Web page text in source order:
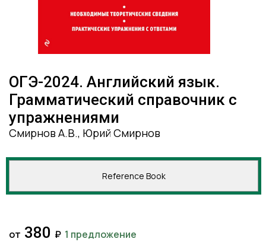
ОГЭ-2024. Английский язык.
Грамматический справочник с
упражнениями
Смирнов А.В., Юрий Смирнов
Reference Book
от 380 ₽ 1 предложение